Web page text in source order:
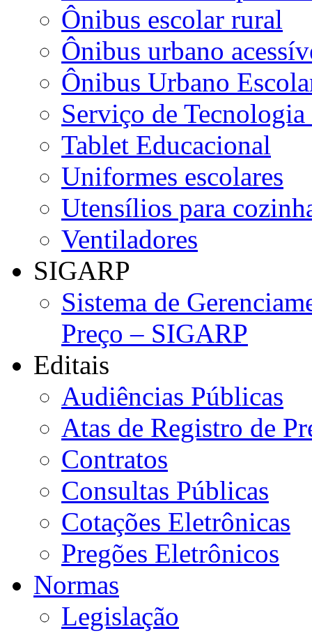
Ônibus escolar rural
Ônibus urbano
Ônibus Urbano
Serviço de
Tablet Educacional
Uniformes escolares
Utensílios para
Ventiladores
SIGARP
Sistema de
Preço – SIGARP
Editais
Audiências Públicas
Atas de Registro de
Contratos
Consultas Públicas
Cotações Eletrônicas
Pregões Eletrônicos
Normas
Legislação